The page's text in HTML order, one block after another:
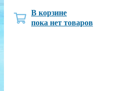
В корзине
пока нет товаров